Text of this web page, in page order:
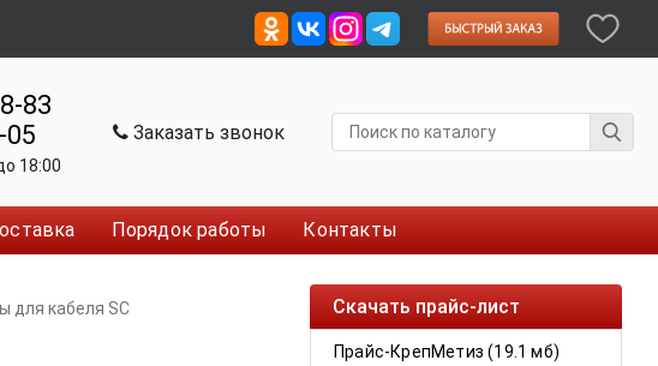
83
05
18:00
Заказать звонок
Порядок работы Контакты
Скачать прайс-лист
Прайс-КрепМетиз (19.1 мб)
для кабеля SC